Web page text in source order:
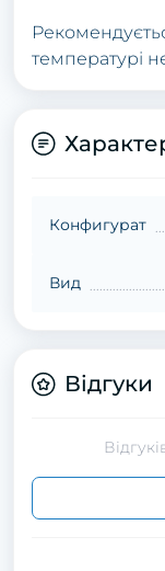
температурі
Конфигурат
Вид
Відгуки